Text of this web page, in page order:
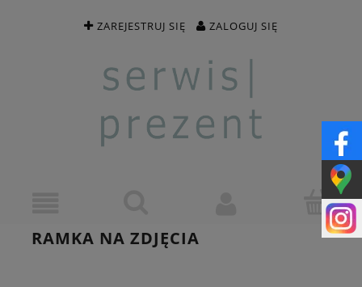
ZAREJESTRUJ SIĘ ZALOGUJ SIĘ
RAMKA NA ZDJĘCIA